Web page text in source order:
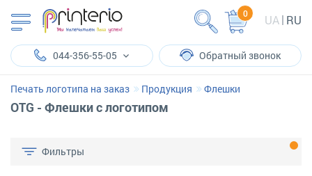
UA RU
0
044-356-55-05 Обратный звонок
OTG - Флешки с логотипом
Печать логотипа на заказ Продукция Флешки
Фильтры